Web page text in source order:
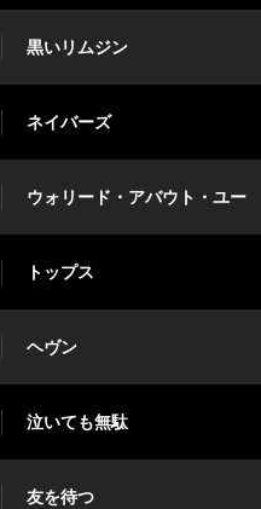
黒いリムジン
ネイバーズ
ウォリード・アバウト・ユー
トップス
ヘヴン
泣いても無駄
友を待つ